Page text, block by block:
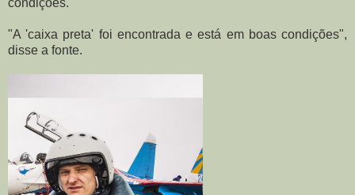
"A 'caixa preta' foi encontrada e está em boas condições",
disse a fonte.